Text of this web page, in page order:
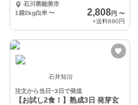
対応石川県能美市
1袋2kg白米〜 2,808円 〜
+送料690円
石井知治
注文から当日~3日で発送
【お試し2食！】熟成3日 発芽玄